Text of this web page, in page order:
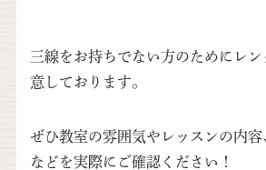
三線をお持ちでない方のためにレ
意しております。
ぜひ教室の雰囲気やレッスンの内
などを実際にご確認ください！